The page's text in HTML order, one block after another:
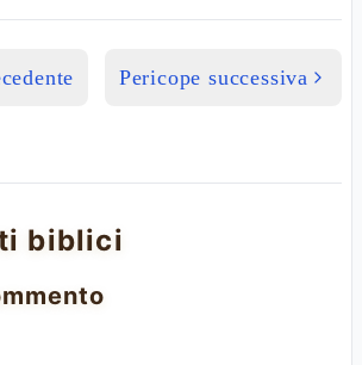
Pericope successiva
biblici